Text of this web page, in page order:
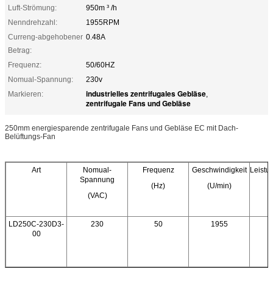
Luft-Strömung:
950m ³ /h
Nenndrehzahl:
1955RPM
Curreng-abgehobener
Betrag:
0.48A
Frequenz:
50/60HZ
Nomual-Spannung:
230v
Markieren:
industrielles zentrifugales Gebläse,
zentrifugale Fans und Gebläse
250mm energiesparende zentrifugale Fans und Gebläse EC mit Dach-
Belüftungs-Fan
Art
Nomual-
Spannung
(VAC)
Frequenz
(Hz)
Geschwindigkeit
(U/min)
LD250C-230D3-
00
230 50 1955